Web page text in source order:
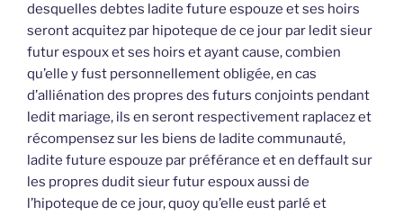
desquelles debtes ladite future espouze et ses hoirs
seront acquitez par hipoteque de ce jour par ledit sieur
futur espoux et ses hoirs et ayant cause, combien
qu’elle y fust personnellement obligée, en cas
d’alliénation des propres des futurs conjoints pendant
ledit mariage, ils en seront respectivement raplacez et
récompensez sur les biens de ladite communauté,
ladite future espouze par préférance et en deffault sur
les propres dudit sieur futur espoux aussi de
l’hipoteque de ce jour, quoy qu’elle eust parlé et